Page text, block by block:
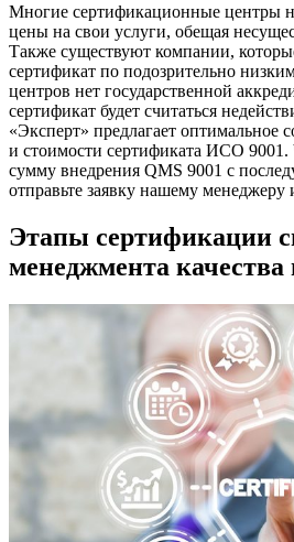
Многие сертификационные центры
цены на свои услуги, обещая
Также существуют компании,
сертификат по подозрительно
центров нет государственной
сертификат будет считаться
«Эксперт» предлагает оптимальное
и стоимости сертификата ИСО 9001.
сумму внедрения QMS 9001 с
отправьте заявку нашему менеджеру
Этапы сертификации
менеджмента качества